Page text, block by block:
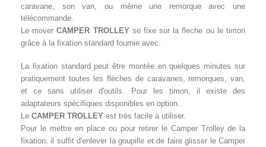
caravane, son van, ou même une remorque avec une
télécommande.
Le moverCAMPER TROLLEYse fixe sur la fleche ou le timon
grâce à la fixation standard fournie avec.
La fixation standard peut être montée en quelques minutes sur
pratiquement toutes les flèches de caravanes, remorques, van,
et ce sans utiliser d'outils. Pour les timon, il existe des
adaptateurs spécifiques disponibles en option.
Le CAMPER TROLLEY est très facile à utiliser.
Pour le mettre en place ou pour retirer le Camper Trolley de la
fixation, il suffit d'enlever la goupille et de faire glisser le Camper